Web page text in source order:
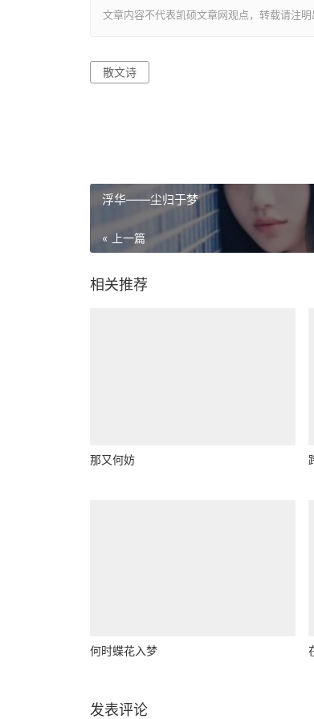
文章内容不代表凯硕文章网观点，转载请注明
散文诗
浮华——尘归于梦
« 上一篇
相关推荐
那又何妨
何时蝶花入梦
发表评论